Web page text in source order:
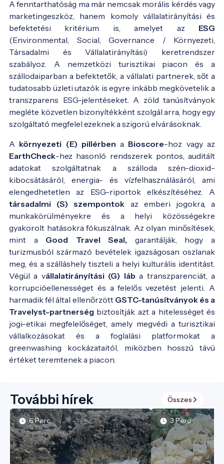
A fenntarthatóság ma már nemcsak morális kérdés vagy
marketingeszköz, hanem komoly vállalatirányítási és
befektetési kritérium is, amelyet az ESG
(Environmental, Social, Governance / Környezeti,
Társadalmi és Vállalatirányítási) keretrendszer
szabályoz. A nemzetközi turisztikai piacon és a
szállodaiparban a befektetők, a vállalati partnerek, sőt a
tudatosabb üzleti utazók is egyre inkább megkövetelik a
transzparens ESG-jelentéseket. A zöld tanúsítványok
megléte közvetlen bizonyítékként szolgál arra, hogy egy
szolgáltató megfelel ezeknek a szigorú elvárásoknak.
A környezeti (E) pillérben a Bioscore-hoz vagy az
EarthCheck-hez hasonló rendszerek pontos, auditált
adatokat szolgáltatnak a szálloda szén-dioxid-
kibocsátásáról, energia- és vízfelhasználásáról, ami
elengedhetetlen az ESG-riportok elkészítéséhez. A
társadalmi (S) szempontok az emberi jogokra, a
munkakörülményekre és a helyi közösségekre
gyakorolt hatásokra fókuszálnak. Az olyan minősítések,
mint a Good Travel Seal, garantálják, hogy a
turizmusból származó bevételek igazságosan oszlanak
meg, és a szálláshely tiszteli a helyi kulturális identitást.
Végül a vállalatirányítási (G) lába transzparenciát, a
korrupcióellenességet és a felelős vezetést jelenti. A
harmadik fél által ellenőrzött GSTC-tanúsítványok és a
Travelyst-partnerség biztosítják azt a hitelességet és
jogi-etikai megfelelőséget, amely megvédi a turisztikai
vállalkozásokat és a foglalási platformokat a
greenwashing kockázataitól, miközben hosszú távú
értéket teremtenek a piacon.
További hírek Összes
6 Perc 3 Perc